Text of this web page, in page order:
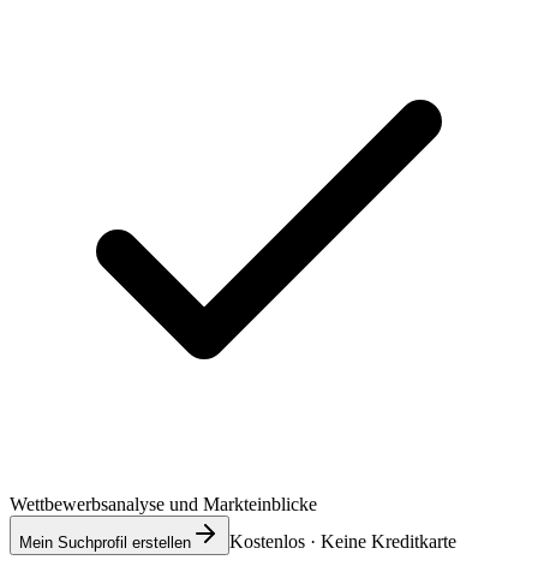
Wettbewerbsanalyse und Markteinblicke
Mein Suchprofil erstellen Kostenlos · Keine Kreditkarte